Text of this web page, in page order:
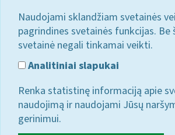
Naudojami sklandžiam svetainės
pagrindines svetainės funkcijas. Be
svetainė negali tinkamai veikti.
Analitiniai slapukai
Renka statistinę informaciją apie
naudojimą ir naudojami Jūsų
gerinimui.